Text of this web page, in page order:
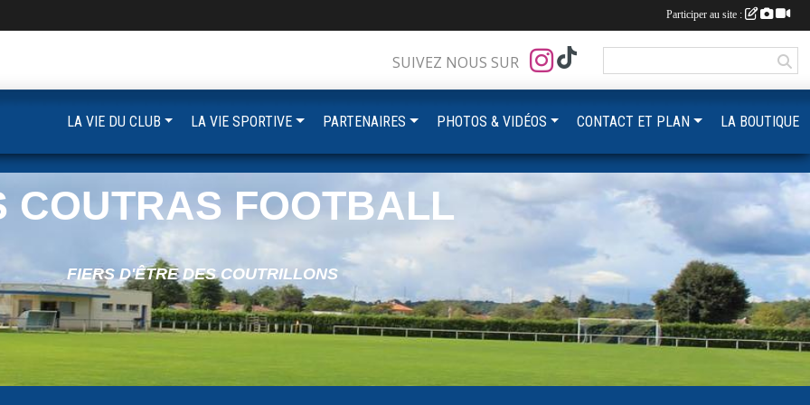
COUTRAS FOOTBALL
FIERS D'ÊTRE DES COUTRILLONS
SUIVEZ NOUS SUR
LA VIE DU CLUB LA VIE SPORTIVE PARTENAIRES PHOTOS & VIDÉOS CONTACT ET PLAN LA BOUTIQUE
Participer au site :